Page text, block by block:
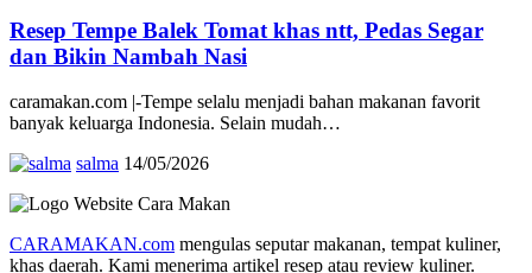
Resep Tempe Balek Tomat khas ntt, Pedas Segar
dan Bikin Nambah Nasi
caramakan.com |-Tempe selalu menjadi bahan makanan favorit
banyak keluarga Indonesia. Selain mudah…
salma 14/05/2026
CARAMAKAN.com mengulas seputar makanan, tempat kuliner,
khas daerah. Kami menerima artikel resep atau review kuliner.